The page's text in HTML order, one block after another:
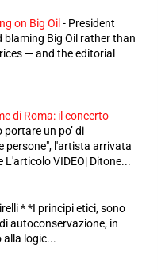
on Big Oil - President
blaming Big Oil rather than
— and the editorial
di Roma: il concerto
portare un po’ di
persone", l'artista arrivata
L'articolo VIDEO| Ditone...
* *I principi etici, sono
autoconservazione, in
alla logic...